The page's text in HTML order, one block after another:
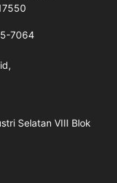
7064
Selatan VIII Blok